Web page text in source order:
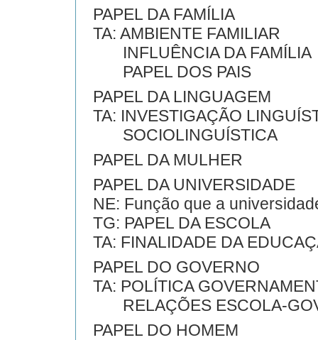
PAPEL DA FAMÍLIA
TA: AMBIENTE FAMILIAR
INFLUÊNCIA DA FAMÍLIA
PAPEL DOS PAIS
PAPEL DA LINGUAGEM
TA: INVESTIGAÇÃO
SOCIOLINGUÍSTICA
PAPEL DA MULHER
PAPEL DA UNIVERSIDADE
NE: Função que a
TG: PAPEL DA ESCOLA
TA: FINALIDADE DA
PAPEL DO GOVERNO
TA: POLÍTICA
RELAÇÕES ESCOLA-
PAPEL DO HOMEM